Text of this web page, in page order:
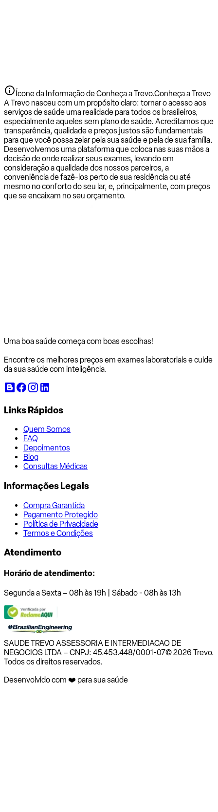
Ícone da Informação de Conheça a Trevo.Conheça a Trevo
A Trevo nasceu com um propósito claro: tornar o acesso aos
serviços de saúde uma realidade para todos os brasileiros,
especialmente aqueles sem plano de saúde. Acreditamos que
transparência, qualidade e preços justos são fundamentais
para que você possa zelar pela sua saúde e pela de sua família.
Desenvolvemos uma plataforma que coloca nas suas mãos a
decisão de onde realizar seus exames, levando em
consideração a qualidade dos nossos parceiros, a
conveniência de fazê-los perto de sua residência ou até
mesmo no conforto do seu lar, e, principalmente, com preços
que se encaixam no seu orçamento.
Uma boa saúde começa com boas escolhas!
Encontre os melhores preços em exames laboratoriais e cuide
da sua saúde com inteligência.
Links Rápidos
Quem Somos
FAQ
Depoimentos
Blog
Consultas Médicas
Informações Legais
Compra Garantida
Pagamento Protegido
Política de Privacidade
Termos e Condições
Atendimento
Horário de atendimento:
Segunda a Sexta – 08h às 19h | Sábado - 08h às 13h
SAUDE TREVO ASSESSORIA E INTERMEDIACAO DE
NEGOCIOS LTDA – CNPJ: 45.453.448/0001-07© 2026 Trevo.
Todos os direitos reservados.
Desenvolvido com ❤️ para sua saúde